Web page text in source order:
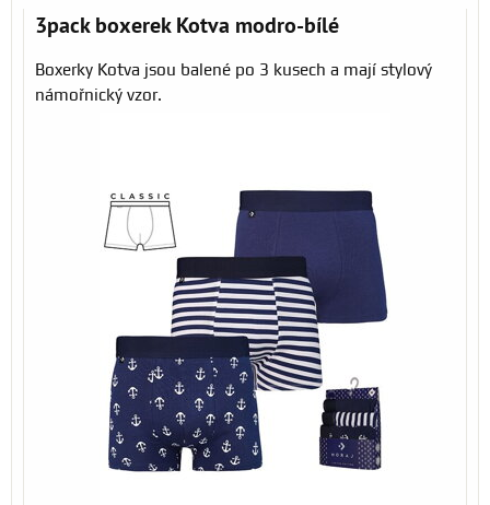
3pack boxerek Kotva modro-bílé
Boxerky Kotva jsou balené po 3 kusech a mají stylový
námořnický vzor.